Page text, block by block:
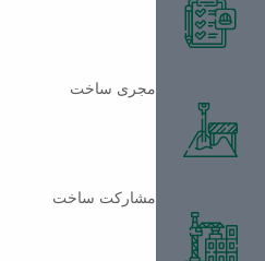
مجری ساخت
مشارکت ساخت